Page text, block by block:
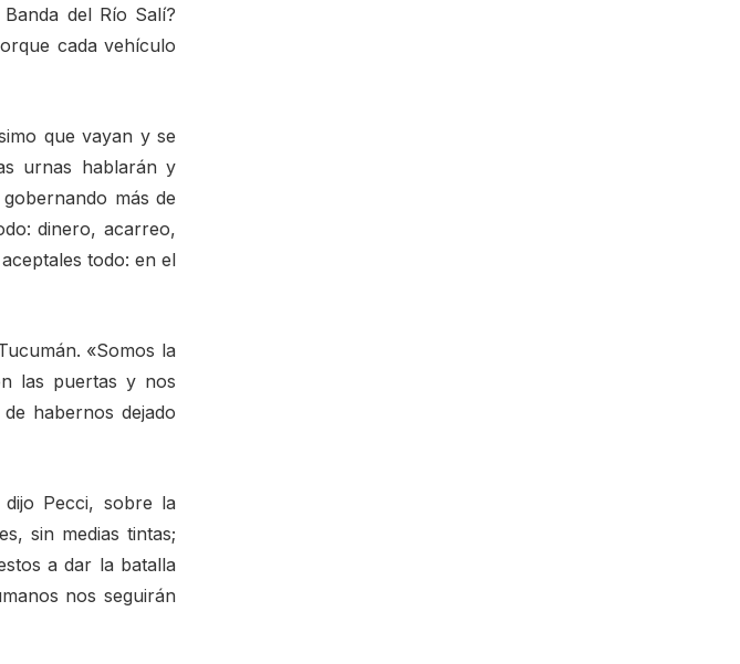
del Río Salí?
cada vehículo
que vayan y se
urnas hablarán y
más de
dinero, acarreo,
todo: en el
«Somos la
las puertas y nos
habernos dejado
Pecci, sobre la
sin medias tintas;
a dar la batalla
nos seguirán